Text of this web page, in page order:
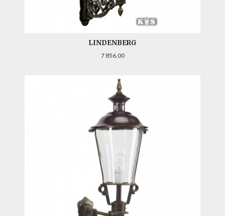
LINDENBERG
Pris
7 856,00